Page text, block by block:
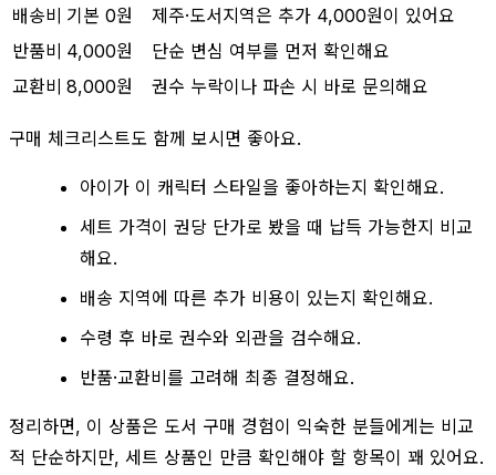
배송비 기본 0원
제주·도서지역은 추가 4,000원이 있어요
반품비 4,000원
단순 변심 여부를 먼저 확인해요
교환비 8,000원 권수 누락이나 파손 시 바로 문의해요
구매 체크리스트도 함께 보시면 좋아요.
아이가 이 캐릭터 스타일을 좋아하는지 확인해요.
세트 가격이 권당 단가로 봤을 때 납득 가능한지 비교
해요.
배송 지역에 따른 추가 비용이 있는지 확인해요.
수령 후 바로 권수와 외관을 검수해요.
반품·교환비를 고려해 최종 결정해요.
정리하면, 이 상품은 도서 구매 경험이 익숙한 분들에게는 비교
적 단순하지만, 세트 상품인 만큼 확인해야 할 항목이 꽤 있어요.